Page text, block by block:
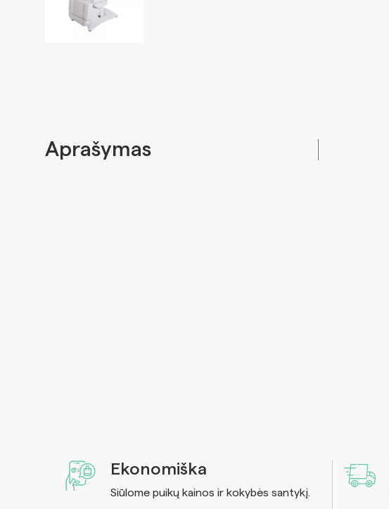
Aprašymas
Ekonomiška
Siūlome puikų kainos ir kokybės santykį.